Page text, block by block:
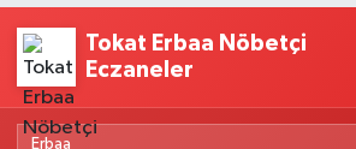
Tokat Erbaa Nöbetçi
Eczaneler